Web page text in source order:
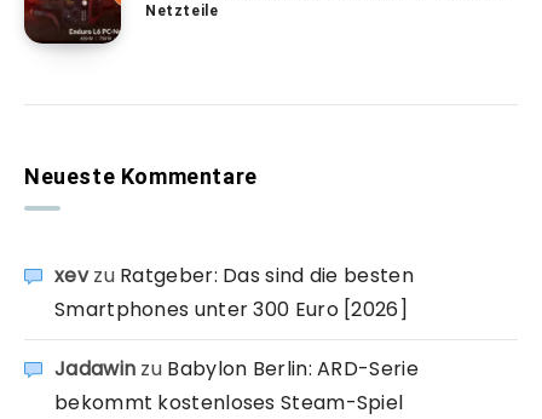
Netzteile
Neueste Kommentare
xevzu Ratgeber: Das sind die besten
Smartphones unter 300 Euro [2026]
Jadawin zu Babylon Berlin: ARD-Serie
bekommt kostenloses Steam-Spiel